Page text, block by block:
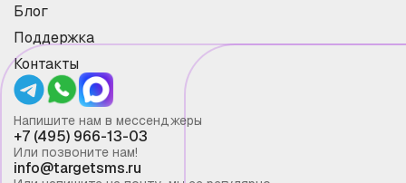
Блог
Поддержка
Контакты
Напишите нам в мессенджеры
+7 (495) 966-13-03
Или позвоните нам!
info@targetsms.ru